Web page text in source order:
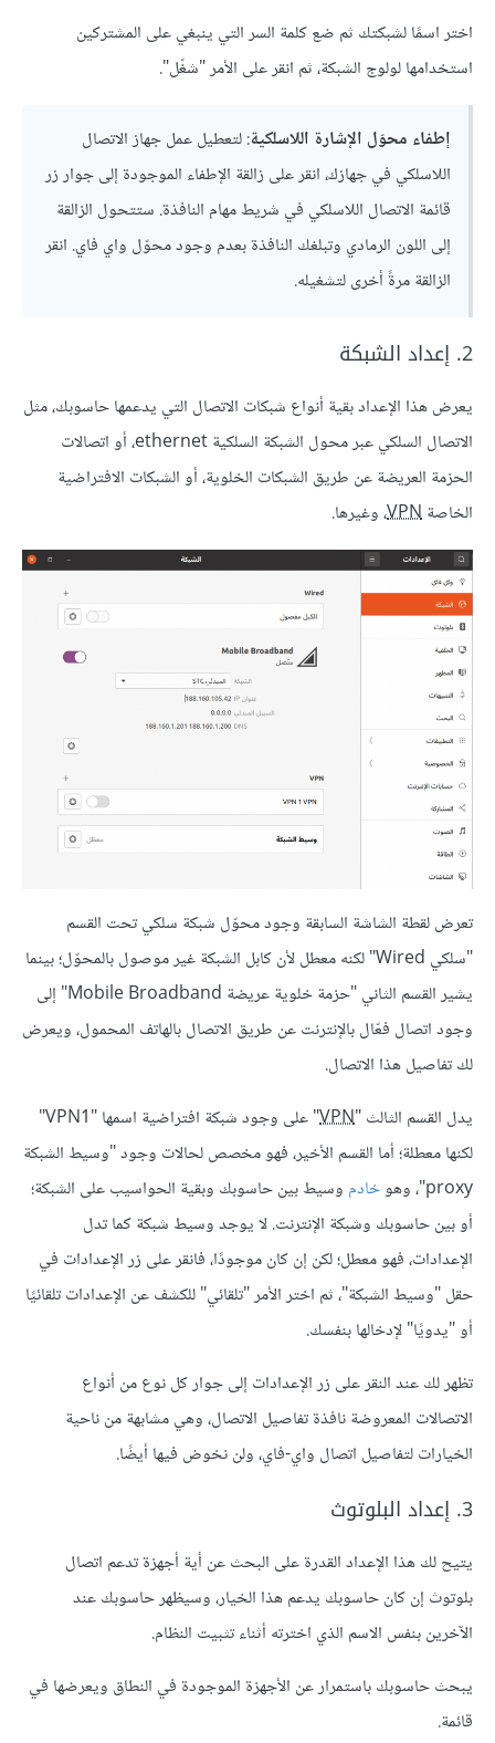
اختر اسمًا لشبكتك ثم ضع كلمة السر التي ينبغي على المشتركين
استخدامها لولوج الشبكة، ثم انقر على الأمر "شغّل".
إطفاء محوّل اﻹشارة اللاسلكية: لتعطيل عمل جهاز الاتصال
اللاسلكي في جهازك، انقر على زالقة اﻹطفاء الموجودة إلى جوار زر
قائمة الاتصال اللاسلكي في شريط مهام النافذة. ستتحول الزالقة
إلى اللون الرمادي وتبلغك النافذة بعدم وجود محوّل واي فاي. انقر
الزالقة مرةً أخرى لتشغيله.
2. إعداد الشبكة
يعرض هذا اﻹعداد بقية أنواع شبكات الاتصال التي يدعمها حاسوبك، مثل
الاتصال السلكي عبر محول الشبكة السلكية ethernet، أو اتصالات
الحزمة العريضة عن طريق الشبكات الخلوية، أو الشبكات الافتراضية
الخاصةVPN، وغيرها.
تعرض لقطة الشاشة السابقة وجود محوّل شبكة سلكي تحت القسم
"سلكي Wired" لكنه معطل لأن كابل الشبكة غير موصول بالمحوّل؛ بينما
يشير القسم الثاني "حزمة خلوية عريضة Mobile Broadband" إلى
وجود اتصال فعّال باﻹنترنت عن طريق الاتصال بالهاتف المحمول، ويعرض
لك تفاصيل هذا الاتصال.
يدل القسم الثالث "VPN
" على وجود شبكة افتراضية اسمها "VPN1"
لكنها معطلة؛ أما القسم اﻷخير، فهو مخصص لحالات وجود "وسيط الشبكة
proxy"، وهو
خادم وسيط بين حاسوبك وبقية الحواسيب على الشبكة؛
أو بين حاسوبك وشبكة اﻹنترنت. لا يوجد وسيط شبكة كما تدل
اﻹعدادات، فهو معطل؛ لكن إن كان موجودًا، فانقر على زر اﻹعدادات في
حقل "وسيط الشبكة"، ثم اختر اﻷمر "تلقائي" للكشف عن اﻹعدادات تلقائيًا
أو "يدويًا" ﻹدخالها بنفسك.
تظهر لك عند النقر على زر اﻹعدادات إلى جوار كل نوع من أنواع
الاتصالات المعروضة نافذة تفاصيل الاتصال، وهي مشابهة من ناحية
الخيارات لتفاصيل اتصال واي-فاي، ولن نخوض فيها أيضًا.
3. إعداد البلوتوث
يتيح لك هذا الإعداد القدرة على البحث عن أية أجهزة تدعم اتصال
بلوتوث إن كان حاسوبك يدعم هذا الخيار، وسيظهر حاسوبك عند
اﻵخرين بنفس الاسم الذي اخترته أثناء تثبيت النظام.
يبحث حاسوبك باستمرار عن اﻷجهزة الموجودة في النطاق ويعرضها في
قائمة.